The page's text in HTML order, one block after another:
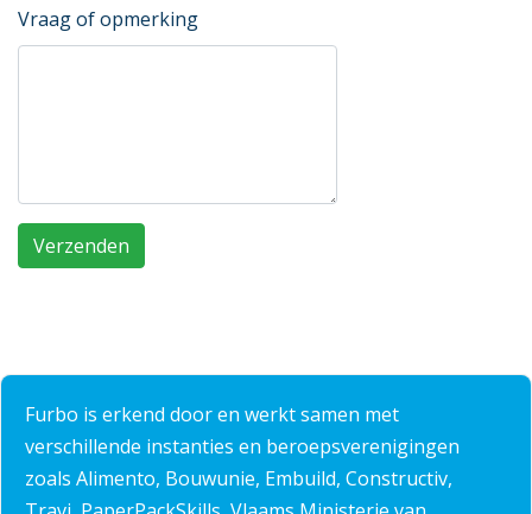
Vraag of opmerking
Verzenden
Furbo is erkend door en werkt samen met
verschillende instanties en beroepsverenigingen
zoals Alimento, Bouwunie, Embuild, Constructiv,